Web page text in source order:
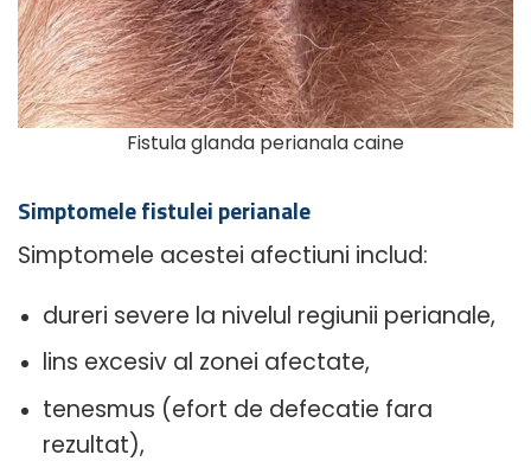
Fistula glanda perianala caine
Simptomele fistulei perianale
Simptomele acestei afectiuni includ:
dureri severe la nivelul regiunii perianale,
lins excesiv al zonei afectate,
tenesmus (efort de defecatie fara
rezultat),